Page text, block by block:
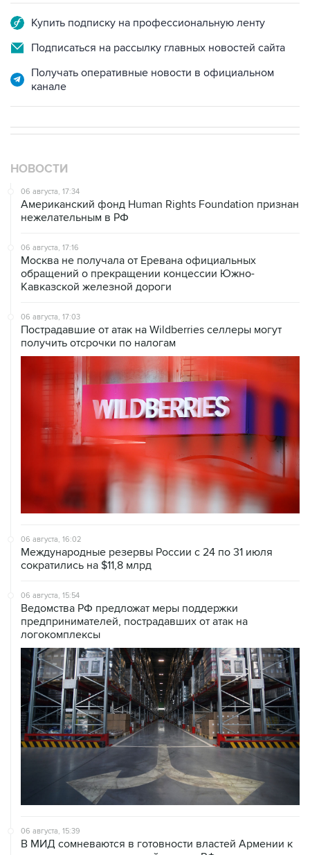
Купить подписку на профессиональную ленту
Подписаться на рассылку главных новостей сайта
Получать оперативные новости в официальном
канале
НОВОСТИ
06 августа, 17:34
Американский фонд Human Rights Foundation признан
нежелательным в РФ
06 августа, 17:16
Москва не получала от Еревана официальных
обращений о прекращении концессии Южно-
Кавказской железной дороги
06 августа, 17:03
Пострадавшие от атак на Wildberries селлеры могут
получить отсрочки по налогам
06 августа, 16:02
Международные резервы России с 24 по 31 июля
сократились на $11,8 млрд
06 августа, 15:54
Ведомства РФ предложат меры поддержки
предпринимателей, пострадавших от атак на
логокомплексы
06 августа, 15:39
В МИД сомневаются в готовности властей Армении к